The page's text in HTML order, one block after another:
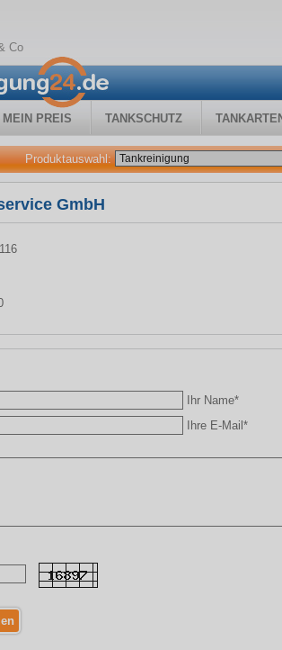
Co
MEIN PREIS TANKSCHUTZ
Produktauswahl:
GmbH
Ihr Name*
Ihre E-Mail*